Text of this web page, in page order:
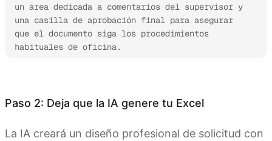
un área dedicada a comentarios del supervisor y
una casilla de aprobación final para asegurar
que el documento siga los procedimientos
habituales de oficina.
Paso 2: Deja que la IA genere tu Excel
La IA creará un diseño profesional de solicitud con